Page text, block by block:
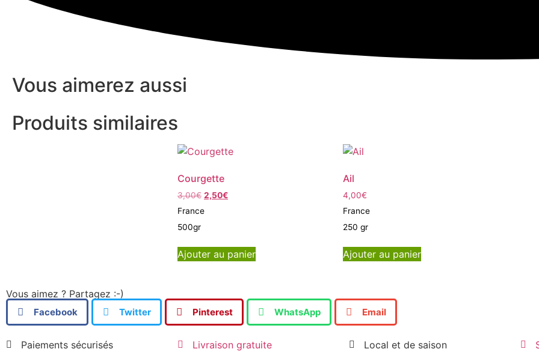
Vous aimerez aussi
Produits similaires
Courgette
3,00€ 2,50€
France
500gr
Ajouter au panier
Ail
4,00€
France
250 gr
Ajouter au panier
Vous aimez ? Partagez :-)
Facebook Twitter Pinterest WhatsApp Email
Paiements sécurisés Livraison gratuite Local et de saison